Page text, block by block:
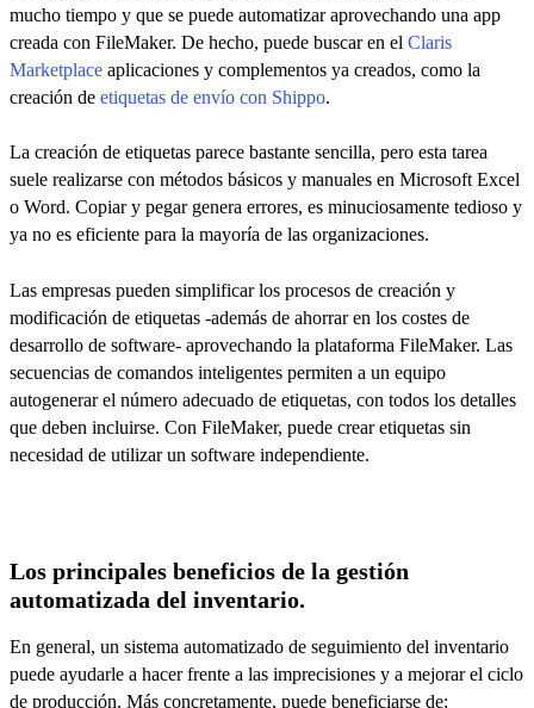
mucho tiempo y que se puede automatizar aprovechando una app
creada con FileMaker. De hecho, puede buscar en el Claris
Marketplace aplicaciones y complementos ya creados, como la
creación de etiquetas de envío con Shippo.
La creación de etiquetas parece bastante sencilla, pero esta tarea
suele realizarse con métodos básicos y manuales en Microsoft Excel
o Word. Copiar y pegar genera errores, es minuciosamente tedioso y
ya no es eficiente para la mayoría de las organizaciones.
Las empresas pueden simplificar los procesos de creación y
modificación de etiquetas -además de ahorrar en los costes de
desarrollo de software- aprovechando la plataforma FileMaker. Las
secuencias de comandos inteligentes permiten a un equipo
autogenerar el número adecuado de etiquetas, con todos los detalles
que deben incluirse. Con FileMaker, puede crear etiquetas sin
necesidad de utilizar un software independiente.
Los principales beneficios de la gestión
automatizada del inventario.
En general, un sistema automatizado de seguimiento del inventario
puede ayudarle a hacer frente a las imprecisiones y a mejorar el ciclo
de producción. Más concretamente, puede beneficiarse de: